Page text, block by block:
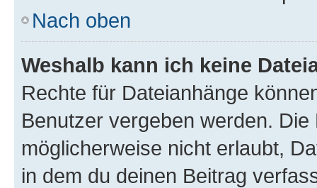
Nach oben
Weshalb kann ich keine
Rechte für Dateianhänge
Benutzer vergeben werden.
möglicherweise nicht erlaubt,
in dem du deinen Beitrag